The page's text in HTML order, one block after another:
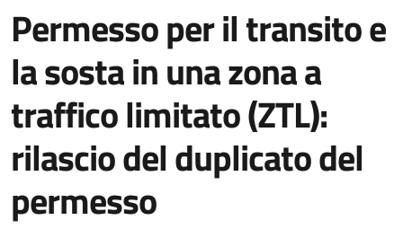
Permesso per il transito e
la sosta in una zona a
traffico limitato (ZTL):
rilascio del duplicato del
permesso